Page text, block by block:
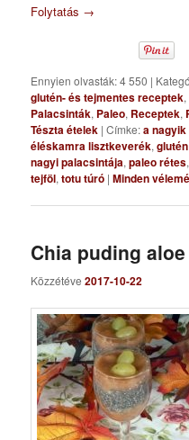
Folytatás →
Ennyien olvasták: 4 550 |
glutén- és tejmentes receptek,
Palacsinták, Paleo, Receptek,
Tészta ételek |Címke:a
éléskamra lisztkeverék,
nagyi palacsintája,paleo rétes
tejföl,totu túró |Minden
Chia puding
Közzétéve2017-10-22